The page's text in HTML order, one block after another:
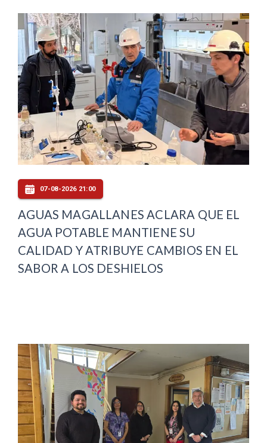
07-08-2026 21:00
AGUAS MAGALLANES ACLARA QUE EL
AGUA POTABLE MANTIENE SU
CALIDAD Y ATRIBUYE CAMBIOS EN EL
SABOR A LOS DESHIELOS